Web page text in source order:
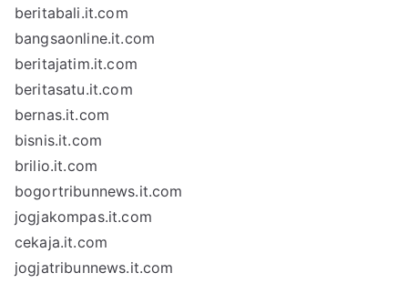
beritabali.it.com
bangsaonline.it.com
beritajatim.it.com
beritasatu.it.com
bernas.it.com
bisnis.it.com
brilio.it.com
bogortribunnews.it.com
jogjakompas.it.com
cekaja.it.com
jogjatribunnews.it.com